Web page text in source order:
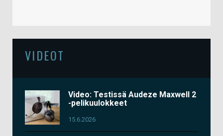
VIDEOT
Video: Testissä Audeze Maxwell 2
-pelikuulokkeet
15.6.2026